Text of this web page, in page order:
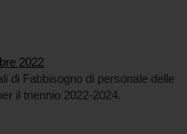
2022
di Fabbisogno di personale delle
il triennio 2022-2024.